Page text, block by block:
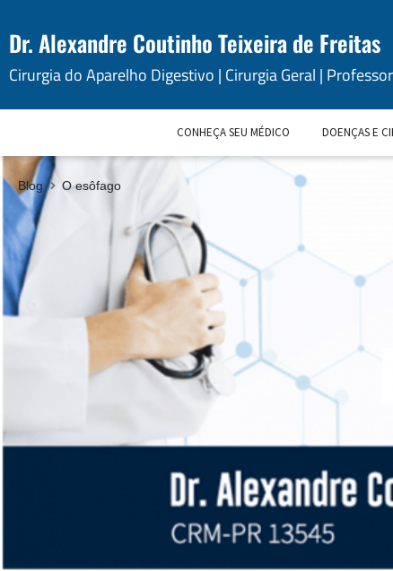
Dr. Alexandre Coutinho Teixeira de Freitas
Cirurgia do Aparelho Digestivo | Cirurgia Geral |
CONHEÇA SEU MÉDICO DOENÇAS E
Blog O esôfago